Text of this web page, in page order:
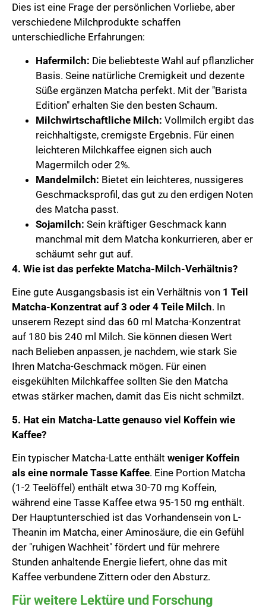
Dies ist eine Frage der persönlichen Vorliebe, aber
verschiedene Milchprodukte schaffen
unterschiedliche Erfahrungen:
Hafermilch: Die beliebteste Wahl auf pflanzlicher
Basis. Seine natürliche Cremigkeit und dezente
Süße ergänzen Matcha perfekt. Mit der "Barista
Edition" erhalten Sie den besten Schaum.
Milchwirtschaftliche Milch: Vollmilch ergibt das
reichhaltigste, cremigste Ergebnis. Für einen
leichteren Milchkaffee eignen sich auch
Magermilch oder 2%.
Mandelmilch: Bietet ein leichteres, nussigeres
Geschmacksprofil, das gut zu den erdigen Noten
des Matcha passt.
Sojamilch: Sein kräftiger Geschmack kann
manchmal mit dem Matcha konkurrieren, aber er
schäumt sehr gut auf.
4. Wie ist das perfekte Matcha-Milch-Verhältnis?
Eine gute Ausgangsbasis ist ein Verhältnis von 1 Teil
Matcha-Konzentrat auf 3 oder 4 Teile Milch. In
unserem Rezept sind das 60 ml Matcha-Konzentrat
auf 180 bis 240 ml Milch. Sie können diesen Wert
nach Belieben anpassen, je nachdem, wie stark Sie
Ihren Matcha-Geschmack mögen. Für einen
eisgekühlten Milchkaffee sollten Sie den Matcha
etwas stärker machen, damit das Eis nicht schmilzt.
5. Hat ein Matcha-Latte genauso viel Koffein wie
Kaffee?
Ein typischer Matcha-Latte enthält weniger Koffein
als eine normale Tasse Kaffee. Eine Portion Matcha
(1-2 Teelöffel) enthält etwa 30-70 mg Koffein,
während eine Tasse Kaffee etwa 95-150 mg enthält.
Der Hauptunterschied ist das Vorhandensein von L-
Theanin im Matcha, einer Aminosäure, die ein Gefühl
der "ruhigen Wachheit" fördert und für mehrere
Stunden anhaltende Energie liefert, ohne das mit
Kaffee verbundene Zittern oder den Absturz.
Für weitere Lektüre und Forschung